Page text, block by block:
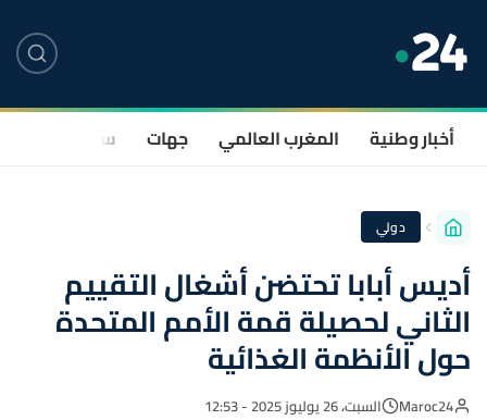
أخبار وطنية المغرب العالمي جهات سياسة
دولي
أديس أبابا تحتضن أشغال التقييم
الثاني لحصيلة قمة الأمم المتحدة
حول الأنظمة الغذائية
Maroc24 السبت، 26 يوليوز 2025 - 12:53